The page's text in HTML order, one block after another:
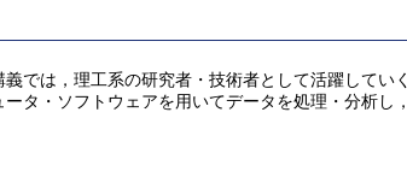
では，理工系の研究者・技術者として活躍して
タ・ソフトウェアを用いてデータを処理・分析し